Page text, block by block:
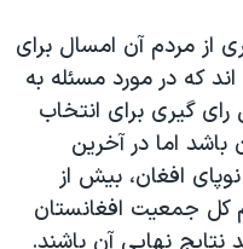
از مردم آن امسال برای
اند که در مورد مسئله به
گیری برای انتخاب
اما در آخرین
افغان، بیش از
کل جمعیت افغانستان